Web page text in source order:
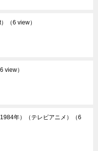
（6 view）
6 view）
年）（テレビアニメ）
（6